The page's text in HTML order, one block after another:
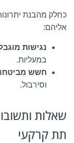
כחלק מהבנת
אליהם:
נגישות
במעליות.
חשש
וסירבול.
שאלות
תת קרקעי